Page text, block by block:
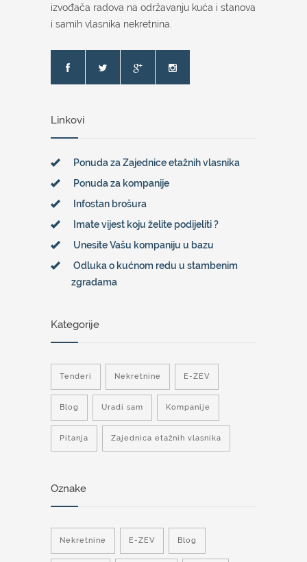
izvođača radova na održavanju kuća i stanova
i samih vlasnika nekretnina.
Linkovi
Ponuda za Zajednice etažnih vlasnika
Ponuda za kompanije
Infostan brošura
Imate vijest koju želite podijeliti ?
Unesite Vašu kompaniju u bazu
Odluka o kućnom redu u stambenim
zgradama
Kategorije
Tenderi Nekretnine E-ZEV
Blog Uradi sam Kompanije
Pitanja Zajednica etažnih vlasnika
Oznake
Nekretnine E-ZEV Blog